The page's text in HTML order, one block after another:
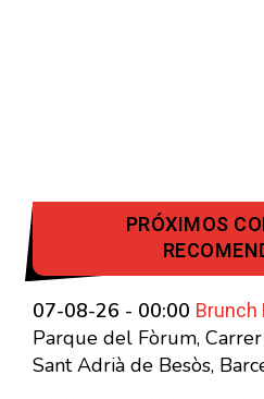
PRÓXIMOS
07-08-26 - 00:00 Brunch
Parque del Fòrum,
Sant Adrià de Besòs,